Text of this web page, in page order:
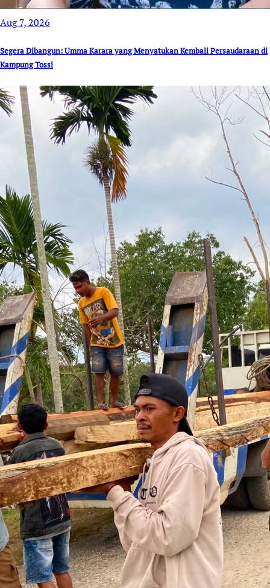
Aug 7, 2026
Segera Dibangun: Umma Karara yang Menyatukan Kembali Persaudaraan di
Kampung Tossi